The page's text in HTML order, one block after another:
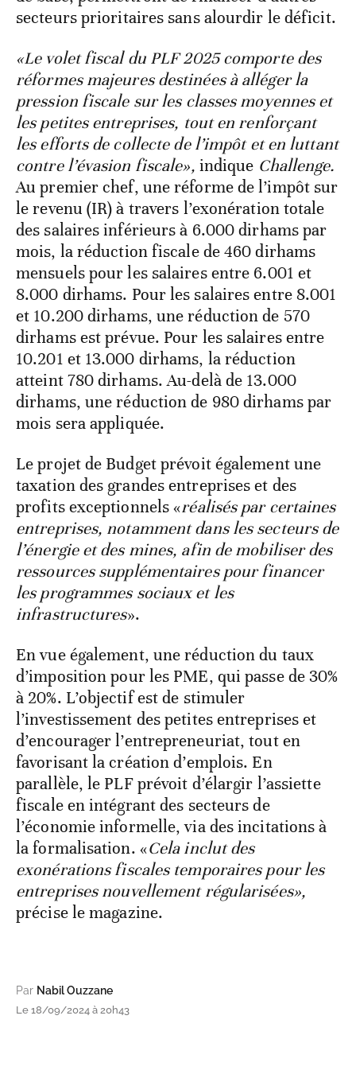
secteurs prioritaires sans alourdir le déficit.
«Le volet fiscal du PLF 2025 comporte des
réformes majeures destinées à alléger la
pression fiscale sur les classes moyennes et
les petites entreprises, tout en renforçant
les efforts de collecte de l’impôt et en luttant
contre l’évasion fiscale», indique Challenge.
Au premier chef, une réforme de l’impôt sur
le revenu (IR) à travers l’exonération totale
des salaires inférieurs à 6.000 dirhams par
mois, la réduction fiscale de 460 dirhams
mensuels pour les salaires entre 6.001 et
8.000 dirhams. Pour les salaires entre 8.001
et 10.200 dirhams, une réduction de 570
dirhams est prévue. Pour les salaires entre
10.201 et 13.000 dirhams, la réduction
atteint 780 dirhams. Au-delà de 13.000
dirhams, une réduction de 980 dirhams par
mois sera appliquée.
Le projet de Budget prévoit également une
taxation des grandes entreprises et des
profits exceptionnels «réalisés par certaines
entreprises, notamment dans les secteurs de
l’énergie et des mines, afin de mobiliser des
ressources supplémentaires pour financer
les programmes sociaux et les
infrastructures».
En vue également, une réduction du taux
d’imposition pour les PME, qui passe de 30%
à 20%. L’objectif est de stimuler
l’investissement des petites entreprises et
d’encourager l’entrepreneuriat, tout en
favorisant la création d’emplois. En
parallèle, le PLF prévoit d’élargir l’assiette
fiscale en intégrant des secteurs de
l’économie informelle, via des incitations à
la formalisation. «Cela inclut des
exonérations fiscales temporaires pour les
entreprises nouvellement régularisées»,
précise le magazine.
Par Nabil Ouzzane
Le 18/09/2024 à 20h43